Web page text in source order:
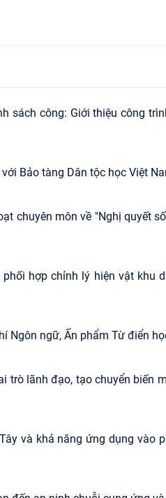
sách công: Giới thiệu công
Bảo tàng Dân tộc học Việt
chuyên môn về "Nghị quyết
hợp chỉnh lý hiện vật khu
Ngôn ngữ, Ấn phẩm Từ điển
trò lãnh đạo, tạo chuyển biến
và khả năng ứng dụng vào